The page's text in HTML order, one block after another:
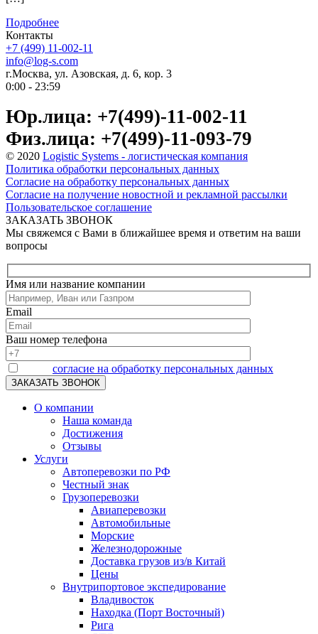
Подробнее
Контакты
+7 (499) 11-002-11
info@log-s.com
г.Москва, ул. Азовская, д. 6, кор. 3
0:00 - 23:59
Юр.лица: +7(499)-11-002-11
Физ.лица: +7(499)-11-093-79
© 2020 Logistic Systems - логистическая компания
Политика обработки персональных данных
Согласие на обработку персональных данных
Согласие на получение новостной и рекламной рассылки
Пользовательское соглашение
ЗАКАЗАТЬ ЗВОНОК
Мы свяжемся с Вами в ближайшее время и ответим на ваши
вопросы
Имя или название компании
Email
Ваш номер телефона
согласие на обработку персональных данных
О компании
Наша команда
Достижения
Отзывы
Услуги
Автоперевозки по РФ
Честный знак
Грузоперевозки
Авиаперевозки
Автомобильные
Морские
Железнодорожные
Доставка грузов из/в Китай
Цены
Внутрипортовое экспедирование
Владивосток
Находка (Порт Восточный)
Рига